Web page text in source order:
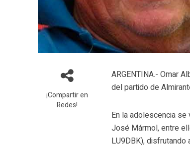
¡Compartir en
Redes!
ARGENTINA.- Omar
del partido de
En la adolescencia
José Mármol, entre
LU9DBK),